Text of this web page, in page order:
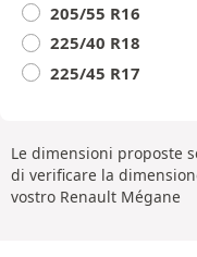
205/55 R16
225/40 R18
225/45 R17
Le dimensioni proposte
di verificare la
vostro Renault Mégane